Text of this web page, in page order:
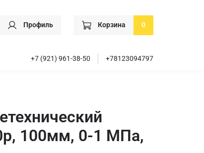
Профиль Корзина 0
+7 (921) 961-38-50 +78123094797
100мм, 0-1 МПа,